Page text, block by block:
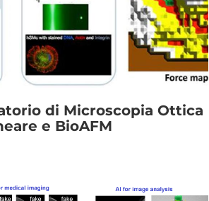
di Microscopia Ottica
e BioAFM